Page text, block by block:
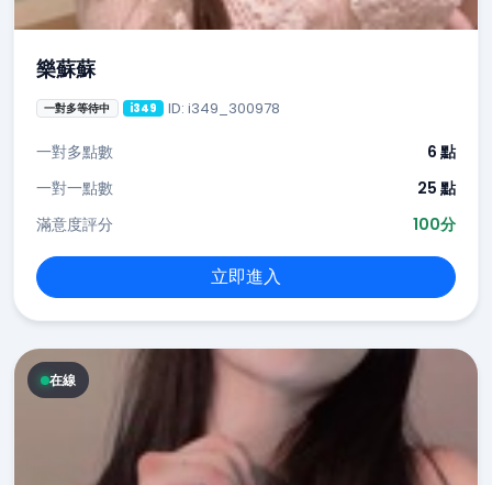
樂蘇蘇
一對多等待中 i349 ID: i349_300978
一對多點數
6 點
一對一點數
25 點
滿意度評分
100分
立即進入
在線